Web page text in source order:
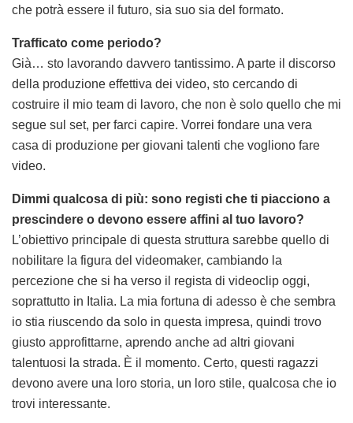
che potrà essere il futuro, sia suo sia del formato.
Trafficato come periodo?
Già… sto lavorando davvero tantissimo. A parte il discorso
della produzione effettiva dei video, sto cercando di
costruire il mio team di lavoro, che non è solo quello che mi
segue sul set, per farci capire. Vorrei fondare una vera
casa di produzione per giovani talenti che vogliono fare
video.
Dimmi qualcosa di più: sono registi che ti piacciono a
prescindere o devono essere affini al tuo lavoro?
L’obiettivo principale di questa struttura sarebbe quello di
nobilitare la figura del videomaker, cambiando la
percezione che si ha verso il regista di videoclip oggi,
soprattutto in Italia. La mia fortuna di adesso è che sembra
io stia riuscendo da solo in questa impresa, quindi trovo
giusto approfittarne, aprendo anche ad altri giovani
talentuosi la strada. È il momento. Certo, questi ragazzi
devono avere una loro storia, un loro stile, qualcosa che io
trovi interessante.